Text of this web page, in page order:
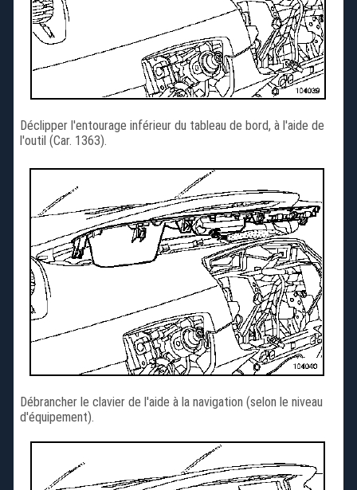
Déclipper l'entourage inférieur du tableau de bord, à l'aide de
l'outil (Car. 1363).
Débrancher le clavier de l'aide à la navigation (selon le niveau
d'équipement).